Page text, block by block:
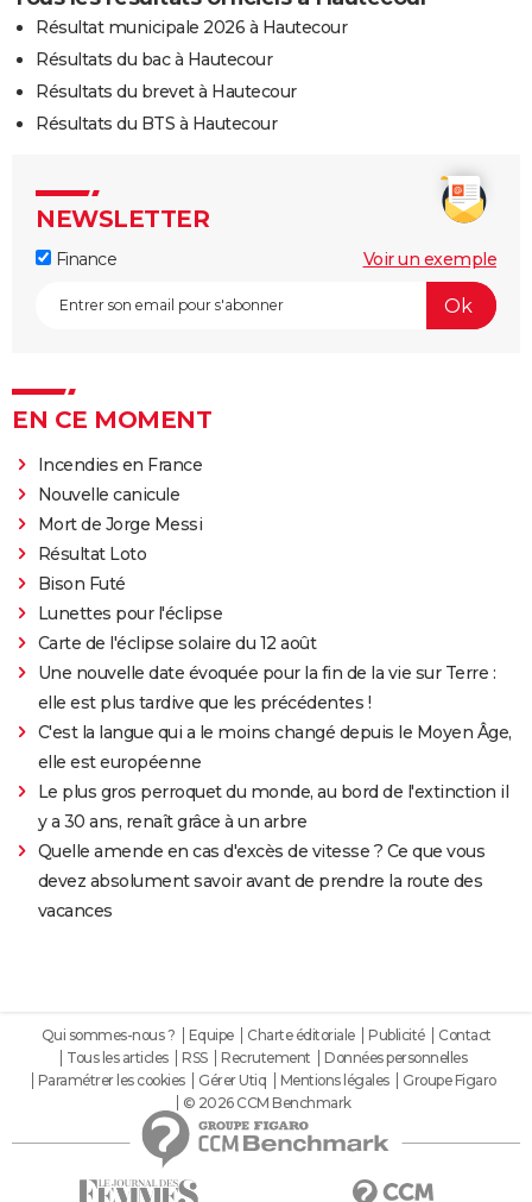
Résultat municipale 2026 à Hautecour
Résultats du bac à Hautecour
Résultats du brevet à Hautecour
Résultats du BTS à Hautecour
NEWSLETTER
Finance Voir un exemple
EN CE MOMENT
Incendies en France
Nouvelle canicule
Mort de Jorge Messi
Résultat Loto
Bison Futé
Lunettes pour l'éclipse
Carte de l'éclipse solaire du 12 août
Une nouvelle date évoquée pour la fin de la vie sur Terre :
elle est plus tardive que les précédentes !
C'est la langue qui a le moins changé depuis le Moyen Âge,
elle est européenne
Le plus gros perroquet du monde, au bord de l'extinction il
y a 30 ans, renaît grâce à un arbre
Quelle amende en cas d'excès de vitesse ? Ce que vous
devez absolument savoir avant de prendre la route des
vacances
Qui sommes-nous ? Equipe Charte éditoriale Publicité
Contact
Tous les articles
RSS Recrutement
Données personnelles
Paramétrer les cookies
Gérer Utiq Mentions légales
Groupe Figaro
© 2026 CCM Benchmark